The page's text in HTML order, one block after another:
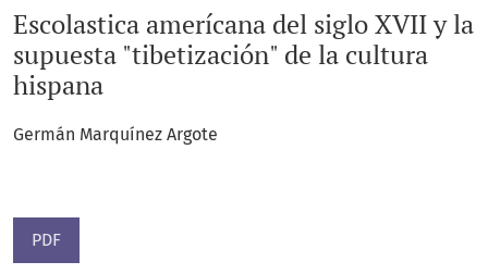
Escolastica amerícana del siglo XVII y la
supuesta "tibetización" de la cultura
hispana
Germán Marquínez Argote
PDF